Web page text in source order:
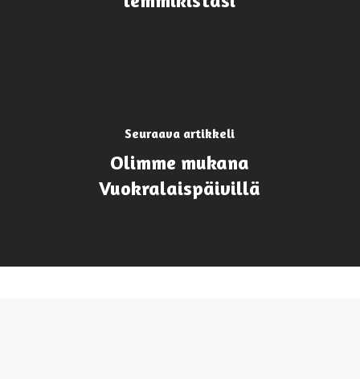
Seuraava artikkeli
Olimme mukana
Vuokralaispäivillä